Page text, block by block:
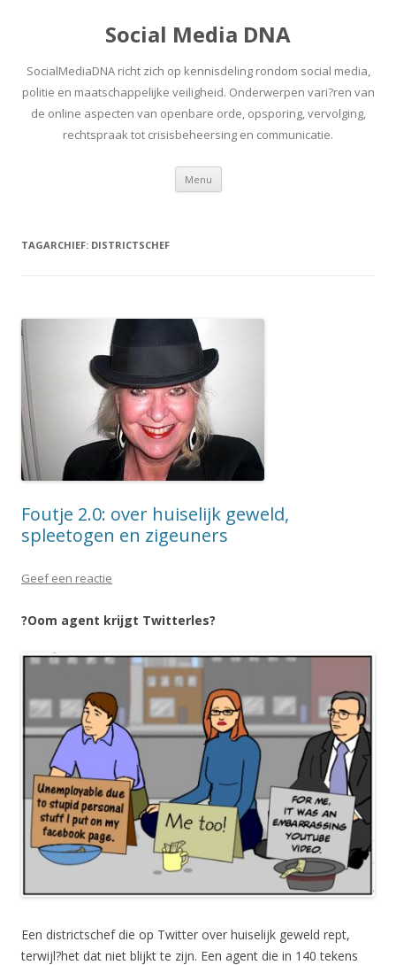
Social Media DNA
SocialMediaDNA richt zich op kennisdeling rondom social media,
politie en maatschappelijke veiligheid. Onderwerpen vari?ren van
de online aspecten van openbare orde, opsporing, vervolging,
rechtspraak tot crisisbeheersing en communicatie.
Menu Spring
inhoud
TAGARCHIEF: DISTRICTSCHEF
Foutje 2.0: over huiselijk geweld,
spleetogen en zigeuners
Geef een reactie
?Oom agent krijgt Twitterles?
Een districtschef die op Twitter over huiselijk geweld rept,
terwijl?het dat niet blijkt te zijn. Een agent die in 140 tekens